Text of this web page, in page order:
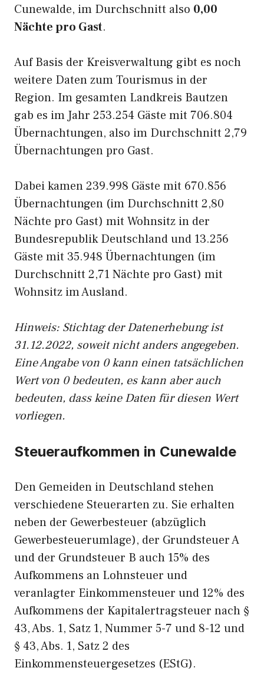
Cunewalde, im Durchschnitt also 0,00
Nächte pro Gast.
Auf Basis der Kreisverwaltung gibt es noch
weitere Daten zum Tourismus in der
Region. Im gesamten Landkreis Bautzen
gab es im Jahr 253.254 Gäste mit 706.804
Übernachtungen, also im Durchschnitt 2,79
Übernachtungen pro Gast.
Dabei kamen 239.998 Gäste mit 670.856
Übernachtungen (im Durchschnitt 2,80
Nächte pro Gast) mit Wohnsitz in der
Bundesrepublik Deutschland und 13.256
Gäste mit 35.948 Übernachtungen (im
Durchschnitt 2,71 Nächte pro Gast) mit
Wohnsitz im Ausland.
Hinweis: Stichtag der Datenerhebung ist
31.12.2022, soweit nicht anders angegeben.
Eine Angabe von 0 kann einen tatsächlichen
Wert von 0 bedeuten, es kann aber auch
bedeuten, dass keine Daten für diesen Wert
vorliegen.
Steueraufkommen in Cunewalde
Den Gemeiden in Deutschland stehen
verschiedene Steuerarten zu. Sie erhalten
neben der Gewerbesteuer (abzüglich
Gewerbesteuerumlage), der Grundsteuer A
und der Grundsteuer B auch 15% des
Aufkommens an Lohnsteuer und
veranlagter Einkommensteuer und 12% des
Aufkommens der Kapitalertragsteuer nach §
43, Abs. 1, Satz 1, Nummer 5-7 und 8-12 und
§ 43, Abs. 1, Satz 2 des
Einkommensteuergesetzes (EStG).